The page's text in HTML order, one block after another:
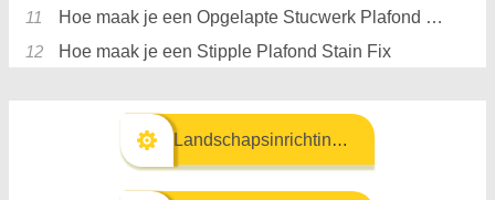
Hoe maak je een Opgelapte Stucwerk Plafond Job Fix
Hoe maak je een Stipple Plafond Stain Fix
Landschapsinrichting & Buitenbouw